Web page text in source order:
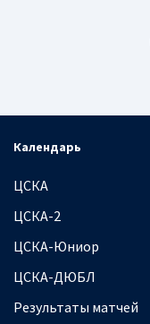
Календарь
ЦСКА
ЦСКА-2
ЦСКА-Юниор
ЦСКА-ДЮБЛ
Результаты матчей